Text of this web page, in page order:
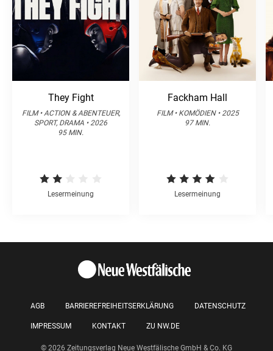
They Fight
FILM • ACTION & ABENTEUER,
SPORT, DRAMA • 2026
95 MIN.
Lesermeinung
Fackham Hall
FILM • KOMÖDIEN • 2025
97 MIN.
Lesermeinung
AGB BARRIEREFREIHEITSERKLÄRUNG DATENSCHUTZ
IMPRESSUM KONTAKT ZU NW.DE
© 2026 Zeitungsverlag Neue Westfälische GmbH & Co. KG